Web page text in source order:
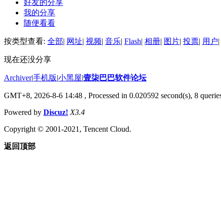
好友的分享
我的分享
随便看看
按类型查看: 全部| 网址| 视频| 音乐| Flash| 相册| 图片| 投票| 用户|
现在还没分享
Archiver|手机版|小黑屋|壹柒巴巴软件论坛
GMT+8, 2026-8-6 14:48 , Processed in 0.020592 second(s), 8
Powered by Discuz! X3.4
Copyright © 2001-2021, Tencent Cloud.
返回顶部